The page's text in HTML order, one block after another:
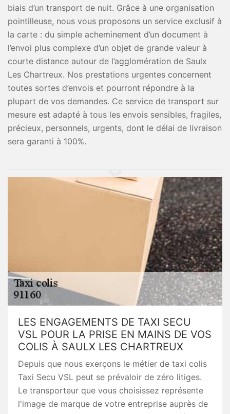
biais d’un transport de nuit. Grâce à une organisation
pointilleuse, nous vous proposons un service exclusif à
la carte : du simple acheminement d’un document à
l’envoi plus complexe d’un objet de grande valeur à
courte distance autour de l’agglomération de Saulx
Les Chartreux. Nos prestations urgentes concernent
toutes sortes d’envois et pourront répondre à la
plupart de vos demandes. Ce service de transport sur
mesure est adapté à tous les envois sensibles, fragiles,
précieux, personnels, urgents, dont le délai de livraison
sera garanti à 100%.
LES ENGAGEMENTS DE TAXI SECU
VSL POUR LA PRISE EN MAINS DE VOS
COLIS À SAULX LES CHARTREUX
Depuis que nous exerçons le métier de taxi colis
Taxi Secu VSL peut se prévaloir de zéro litiges.
Le transporteur que vous choisissez représente
l'image de marque de votre entreprise auprès de